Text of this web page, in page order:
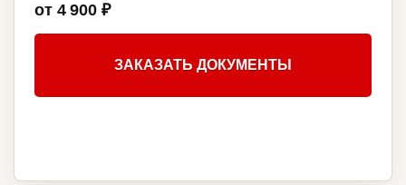
от 4 900 ₽
ЗАКАЗАТЬ ДОКУМЕНТЫ